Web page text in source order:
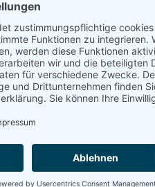
116, 128, 140,
navy